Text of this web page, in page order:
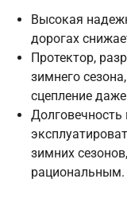
Высокая
дорогах
Протектор,
зимнего
сцепление
Долговечность
зимних
рациональным.